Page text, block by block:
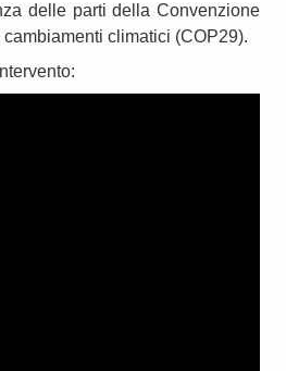
delle parti della Convenzione
climatici (COP29).